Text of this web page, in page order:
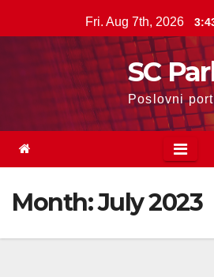
to
Fri. Aug 7th, 2026
SC
Poslovni
Month: July 2023